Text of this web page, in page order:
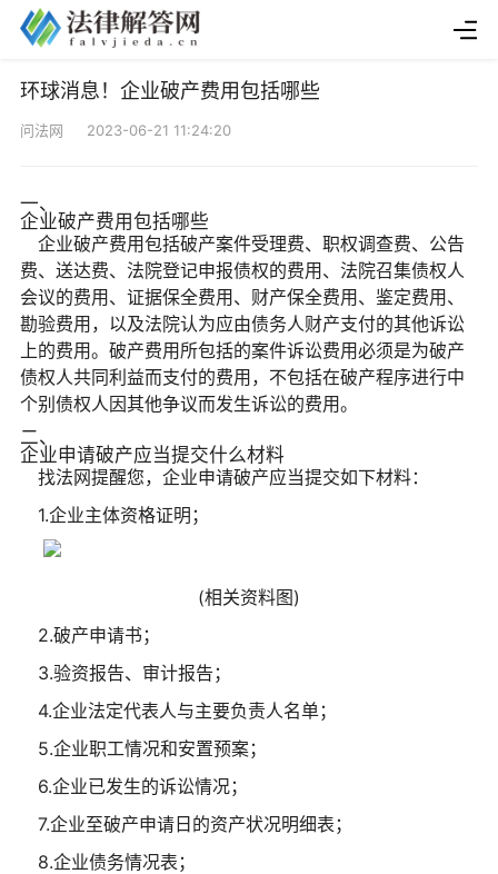
环球消息！企业破产费用包括哪些
问法网 2023-06-21 11:24:20
一、
企业破产费用包括哪些
企业破产费用包括破产案件受理费、职权调查费、公告
费、送达费、法院登记申报债权的费用、法院召集债权人
会议的费用、证据保全费用、财产保全费用、鉴定费用、
勘验费用，以及法院认为应由债务人财产支付的其他诉讼
上的费用。破产费用所包括的案件诉讼费用必须是为破产
债权人共同利益而支付的费用，不包括在破产程序进行中
个别债权人因其他争议而发生诉讼的费用。
二、
企业申请破产应当提交什么材料
找法网提醒您，企业申请破产应当提交如下材料：
1.企业主体资格证明；
(相关资料图)
2.破产申请书；
3.验资报告、审计报告；
4.企业法定代表人与主要负责人名单；
5.企业职工情况和安置预案；
6.企业已发生的诉讼情况；
7.企业至破产申请日的资产状况明细表；
8.企业债务情况表；